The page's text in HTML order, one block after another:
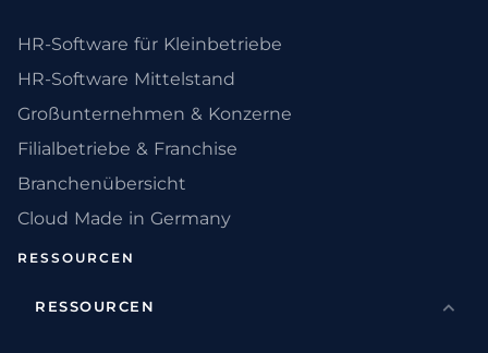
HR-Software für Kleinbetriebe
HR-Software Mittelstand
Großunternehmen & Konzerne
Filialbetriebe & Franchise
Branchenübersicht
Cloud Made in Germany
RESSOURCEN
RESSOURCEN